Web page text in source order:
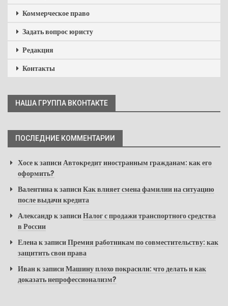
Коммерческое право
Задать вопрос юристу
Редакция
Контакты
НАША ГРУППА ВКОНТАКТЕ
ПОСЛЕДНИЕ КОММЕНТАРИИ
Хосек записи Автокредит иностранным гражданам: как его
оформить?
Валентина к записиКак влияет смена фамилии на ситуацию
после выдачи кредита
Александрк записиНалог с продажи транспортного средства
в России
Елена к записиПремия работникам по совместительству: как
защитить свои права
Иванк записиМашину плохо покрасили: что делать и как
доказать непрофессионализм?